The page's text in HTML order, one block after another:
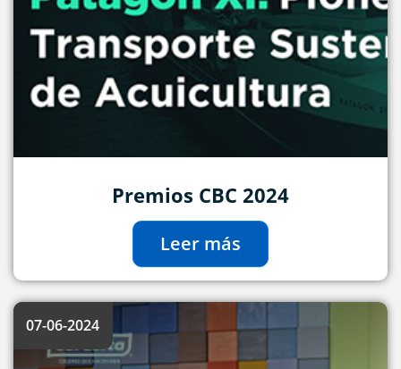
Premios CBC 2024
Leer más
07-06-2024